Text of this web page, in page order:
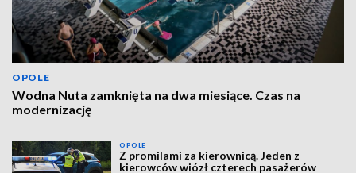
OPOLE
Wodna Nuta zamknięta na dwa miesiące. Czas na
modernizację
OPOLE
Z promilami za kierownicą. Jeden z
kierowców wiózł czterech pasażerów